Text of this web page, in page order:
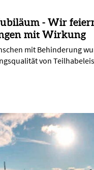
- Wir
mit Wirkung
mit Behinderung
von